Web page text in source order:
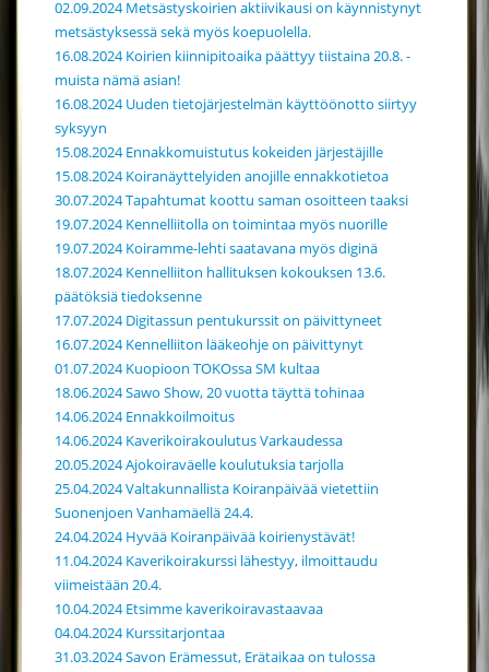
02.09.2024 Metsästyskoirien aktiivikausi on käynnistynyt
metsästyksessä sekä myös koepuolella.
16.08.2024 Koirien kiinnipitoaika päättyy tiistaina 20.8. -
muista nämä asian!
16.08.2024 Uuden tietojärjestelmän käyttöönotto siirtyy
syksyyn
15.08.2024 Ennakkomuistutus kokeiden järjestäjille
15.08.2024 Koiranäyttelyiden anojille ennakkotietoa
30.07.2024 Tapahtumat koottu saman osoitteen taaksi
19.07.2024 Kennelliitolla on toimintaa myös nuorille
19.07.2024 Koiramme-lehti saatavana myös diginä
18.07.2024 Kennelliiton hallituksen kokouksen 13.6.
päätöksiä tiedoksenne
17.07.2024 Digitassun pentukurssit on päivittyneet
16.07.2024 Kennelliiton lääkeohje on päivittynyt
01.07.2024 Kuopioon TOKOssa SM kultaa
18.06.2024 Sawo Show, 20 vuotta täyttä tohinaa
14.06.2024 Ennakkoilmoitus
14.06.2024 Kaverikoirakoulutus Varkaudessa
20.05.2024 Ajokoiraväelle koulutuksia tarjolla
25.04.2024 Valtakunnallista Koiranpäivää vietettiin
Suonenjoen Vanhamäellä 24.4.
24.04.2024 Hyvää Koiranpäivää koirienystävät!
11.04.2024 Kaverikoirakurssi lähestyy, ilmoittaudu
viimeistään 20.4.
10.04.2024 Etsimme kaverikoiravastaavaa
04.04.2024 Kurssitarjontaa
31.03.2024 Savon Erämessut, Erätaikaa on tulossa